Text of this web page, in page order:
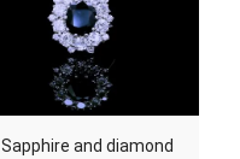
Sapphire and diamond